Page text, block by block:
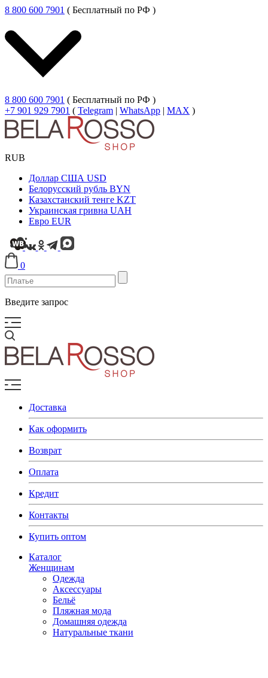
8 800 600 7901 ( Бесплатный по РФ )
8 800 600 7901 ( Бесплатный по РФ )
+7 901 929 7901 ( Telegram | WhatsApp | MAX )
RUB
Доллар США USD
Белорусский рубль BYN
Казахстанский тенге KZT
Украинская гривна UAH
Евро EUR
0
Введите запрос
Доставка
Как оформить
Возврат
Оплата
Кредит
Контакты
Купить оптом
Каталог
Женщинам
Одежда
Аксессуары
Бельё
Пляжная мода
Домашняя одежда
Натуральные ткани